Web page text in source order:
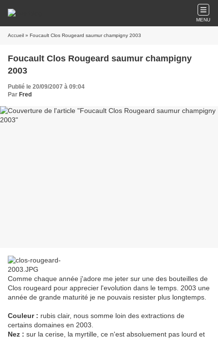
MENU
Accueil » Foucault Clos Rougeard saumur champigny 2003
Foucault Clos Rougeard saumur champigny
2003
Publié le 20/09/2007 à 09:04
Par Fred
Comme chaque année j'adore me jeter sur une des bouteilles de
Clos rougeard pour apprecier l'evolution dans le temps. 2003 une
année de grande maturité je ne pouvais resister plus longtemps.
Couleur : rubis clair, nous somme loin des extractions de
certains domaines en 2003.
Nez : sur la cerise, la myrtille, ce n'est absoluement pas lourd et